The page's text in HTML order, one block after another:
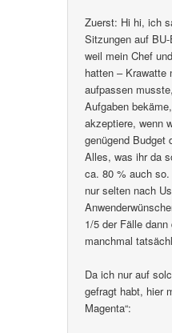
Zuerst: Hi hi, ich
Sitzungen auf
weil mein Chef
hatten – Krawatte
aufpassen
Aufgaben
akzeptiere, wenn
genügend Budget
Alles, was ihr da
ca. 80 % auch
nur selten nach
1/5 der Fälle
manchmal
Da ich nur auf
gefragt habt, hier
Magenta“: